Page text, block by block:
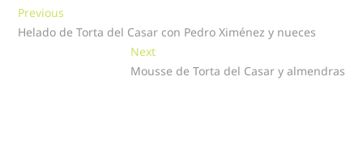
Navegación
de
Previous
post:
Helado de Torta del Casar con Pedro Ximénez y nueces
NextNext
post:
Mousse de Torta del Casar y almendras